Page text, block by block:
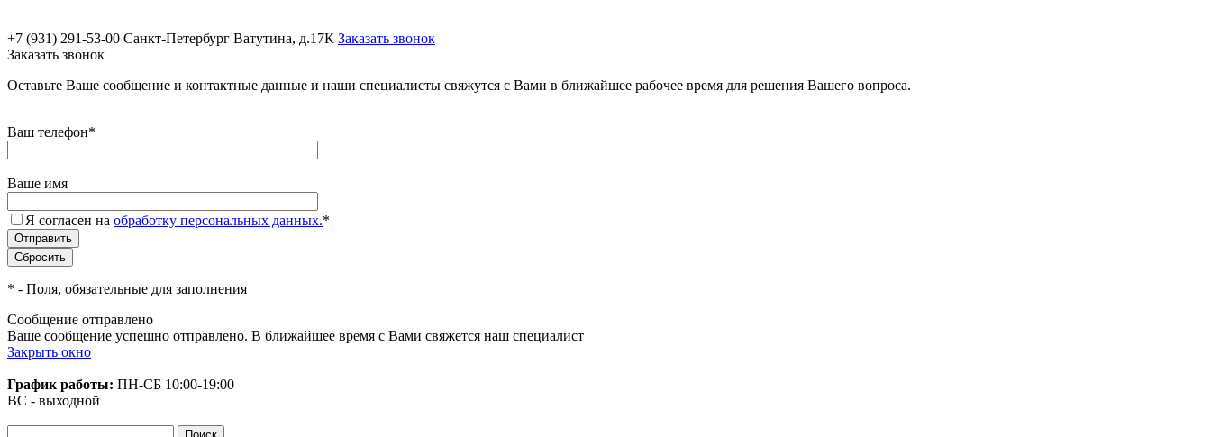
+7 (931) 291-53-00 Санкт-Петербург Ватутина, д.17К Заказать звонок
Заказать звонок
Оставьте Ваше сообщение и контактные данные и наши специалисты свяжутся с Вами в ближайшее рабочее время для решения Вашего вопроса.
Ваш телефон*
Ваше имя
Я согласен на обработку персональных данных.*
* - Поля, обязательные для заполнения
Сообщение отправлено
Ваше сообщение успешно отправлено. В ближайшее время с Вами свяжется наш специалист
Закрыть окно
График работы: ПН-СБ 10:00-19:00
ВС - выходной